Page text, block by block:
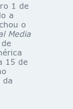
1 de
a
o
Media
15 de
da